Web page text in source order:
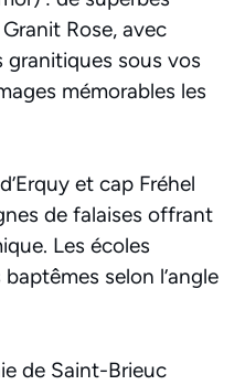
Rose, avec
granitiques sous vos
mémorables les
et cap Fréhel
de falaises offrant
Les écoles
selon l’angle
de Saint-Brieuc